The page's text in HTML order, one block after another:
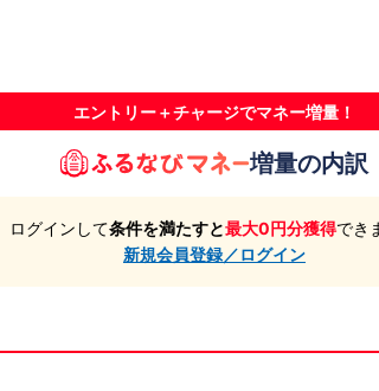
エントリー＋チャージでマネー増量！
増量の内訳
ログインして条件を満たすと最大0円分獲得でき
新規会員登録／ログイン